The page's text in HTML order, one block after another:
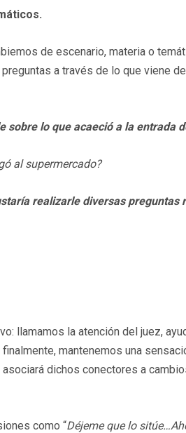
de escenario, materia o
a través de lo que viene
sobre lo que acaeció a la entrada
al supermercado?
realizarle diversas preguntas
llamamos la atención del juez,
mantenemos una
dichos conectores a
como “Déjeme que lo